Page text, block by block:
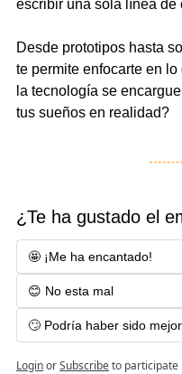
escribir una sola línea de
Desde prototipos hasta
te permite enfocarte en
la tecnología se
tus sueños en realidad?
¿Te ha gustado el
🤩 ¡Me ha encantado!
😊 No esta mal
🙄 Podría haber sido mejor
LoginorSubscribeto participate